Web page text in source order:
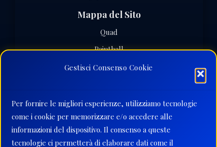
Gestisci Consenso Cookie
Per fornire le migliori esperienze, utilizziamo tecnologie
come i cookie per memorizzare e/o accedere alle
informazioni del dispositivo. Il consenso a queste
tecnologie ci permetterà di elaborare dati come il
Mappa del Sito
Quad
Paintball
Softair
Dove Siamo
Contatti
Orari